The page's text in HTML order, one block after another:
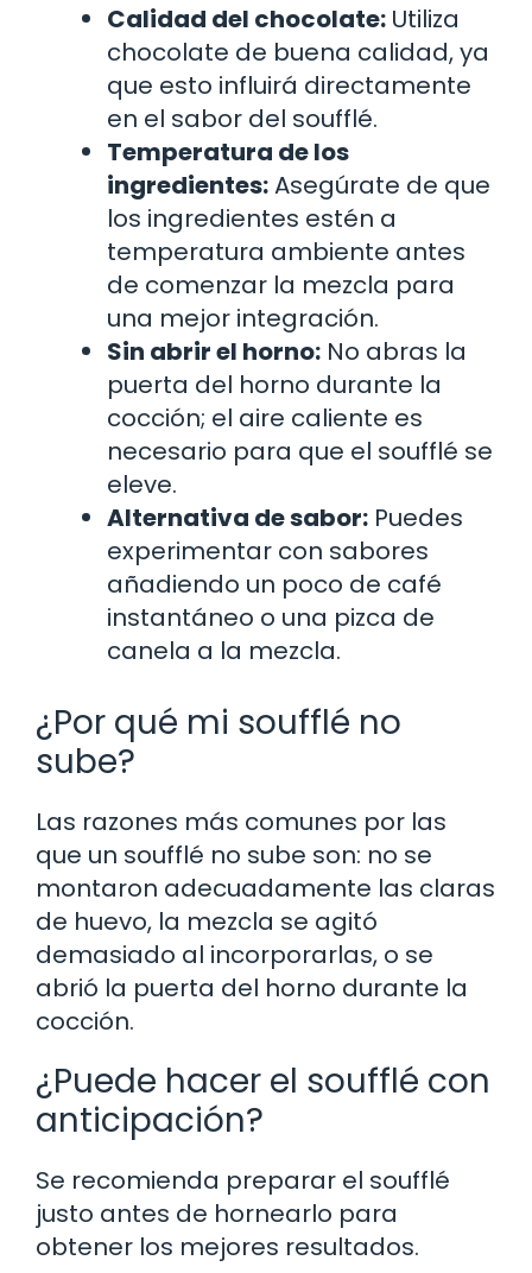
Calidad del chocolate: Utiliza
chocolate de buena calidad, ya
que esto influirá directamente
en el sabor del soufflé.
Temperatura de los
ingredientes:Asegúrate de que
los ingredientes estén a
temperatura ambiente antes
de comenzar la mezcla para
una mejor integración.
Sin abrir el horno: No abras la
puerta del horno durante la
cocción; el aire caliente es
necesario para que el soufflé se
eleve.
Alternativa de sabor: Puedes
experimentar con sabores
añadiendo un poco de café
instantáneo o una pizca de
canela a la mezcla.
¿Por qué mi soufflé no
sube?
Las razones más comunes por las
que un soufflé no sube son: no se
montaron adecuadamente las claras
de huevo, la mezcla se agitó
demasiado al incorporarlas, o se
abrió la puerta del horno durante la
cocción.
¿Puede hacer el soufflé con
anticipación?
Se recomienda preparar el soufflé
justo antes de hornearlo para
obtener los mejores resultados.